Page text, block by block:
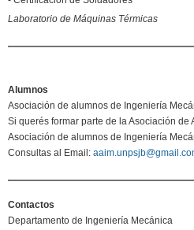
Laboratorio de Máquinas Térmicas
Alumnos
Asociación de alumnos de Ingeniería
Si querés formar parte de la Asociación
Asociación de alumnos de Ingeniería
Consultas al Email:
Contactos
Departamento de Ingeniería Mecánica